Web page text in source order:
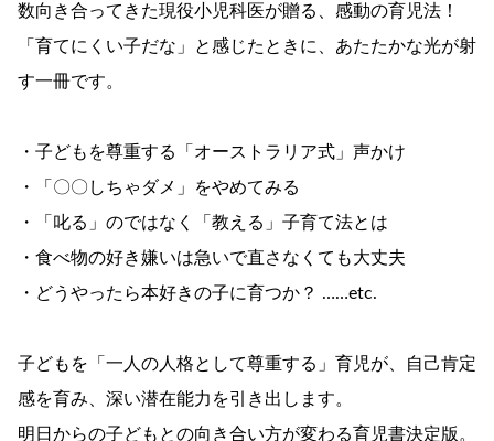
数向き合ってきた現役小児科医が贈る、感動の育児法！
「育てにくい子だな」と感じたときに、あたたかな光が射
す一冊です。
・子どもを尊重する「オーストラリア式」声かけ
・「〇〇しちゃダメ」をやめてみる
・「叱る」のではなく「教える」子育て法とは
・食べ物の好き嫌いは急いで直さなくても大丈夫
・どうやったら本好きの子に育つか？ ……etc.
子どもを「一人の人格として尊重する」育児が、自己肯定
感を育み、深い潜在能力を引き出します。
明日からの子どもとの向き合い方が変わる育児書決定版。